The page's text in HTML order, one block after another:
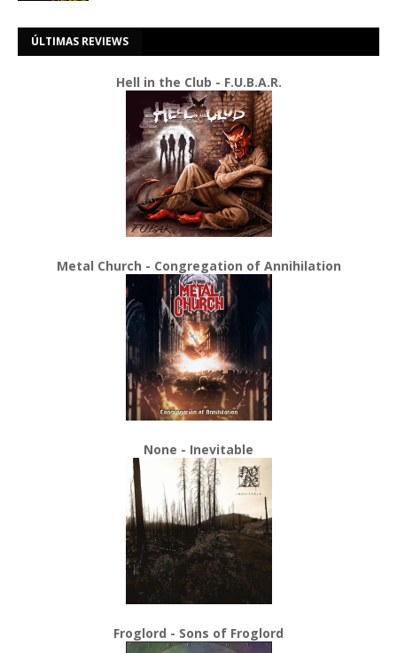
ÚLTIMAS REVIEWS
Hell in the Club - F.U.B.A.R.
Metal Church - Congregation of Annihilation
None - Inevitable
Froglord - Sons of Froglord